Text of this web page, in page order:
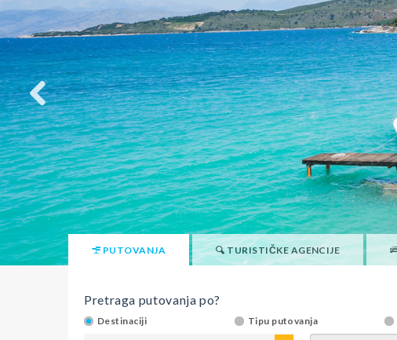
PUTOVANJA TURISTIČKE AGENCIJE
Pretraga putovanja po?
Destinaciji Tipu putovanja